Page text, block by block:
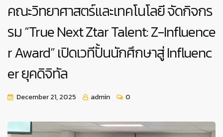
คณะวิทยาศาสตร์และเทคโนโลยี จัดกิจกร
รม “True Next Ztar Talent: Z-Influence
r Award” เปิดเวทีปั้นนักศึกษาสู่ Influenc
er ยุคดิจิทัล
December 21, 2025 admin 0